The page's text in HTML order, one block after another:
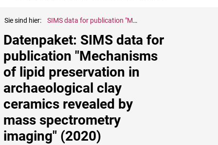
Sie sind hier: SIMS data for publication "Mechanisms of lipid preservation in archaeological clay ceramics revealed by mass spectrometry imaging" (2020)
Datenpaket: SIMS data for
publication "Mechanisms
of lipid preservation in
archaeological clay
ceramics revealed by
mass spectrometry
imaging" (2020)